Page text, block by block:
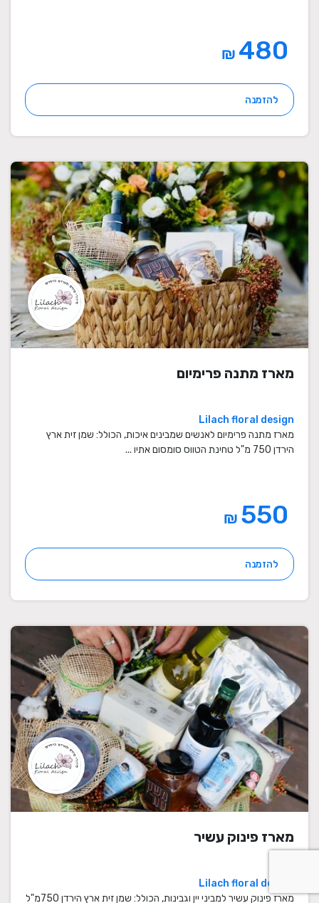
₪
להזמנה
מארז מתנה פרימיום
Lilach floral design
מארז מתנה פרימיום לאנשים שמבינים איכות, הכולל: שמן זית ארץ
הירדן 750 מ"ל טחינת הטווס סומסום אתיו ...
₪
להזמנה
מארז פינוק עשיר
Lilach floral design
מארז פינוק עשיר למביני יין וגבינות, הכולל: שמן זית ארץ הירדן 750מ"ל